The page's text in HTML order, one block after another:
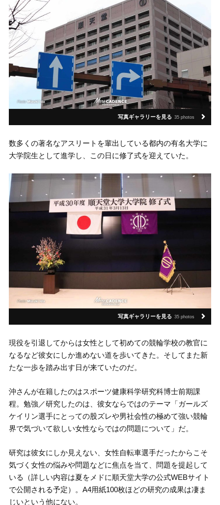
写真ギャラリーを見る 35 photos
数多くの著名なアスリートを輩出している都内の有名大学に
大学院生として進学し、この日に修了式を迎えていた。
写真ギャラリーを見る 35 photos
現役を引退してからは女性として初めての競輪学校の教官に
なるなど彼女にしか進めない道を歩いてきた。そしてまた新
たな一歩を踏み出す日が来ていたのだ。
沖さんが在籍したのはスポーツ健康科学研究科博士前期課
程。勉強／研究したのは、彼女ならではのテーマ「ガールズ
ケイリン選手にとっての股ズレや男社会性の極めて強い競輪
界で気づいて欲しい女性ならではの問題について」だ。
研究は彼女にしか見えない、女性自転車選手だったからこそ
気づく女性の悩みや問題などに焦点を当て、問題を提起して
いる（詳しい内容は夏をメドに順天堂大学の公式WEBサイト
で公開される予定）。A4用紙100枚ほどの研究の成果は凄ま
じいという他にない。